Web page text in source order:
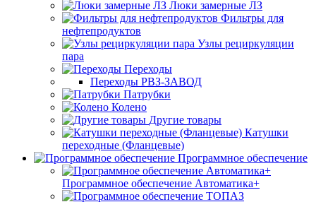
Люки замерные ЛЗ
Фильтры для
нефтепродуктов
Узлы рециркуляции
пара
Переходы
Переходы РВЗ-ЗАВОД
Патрубки
Колено
Другие товары
Катушки
переходные (Фланцевые)
Программное обеспечение
Программное обеспечение Автоматика+